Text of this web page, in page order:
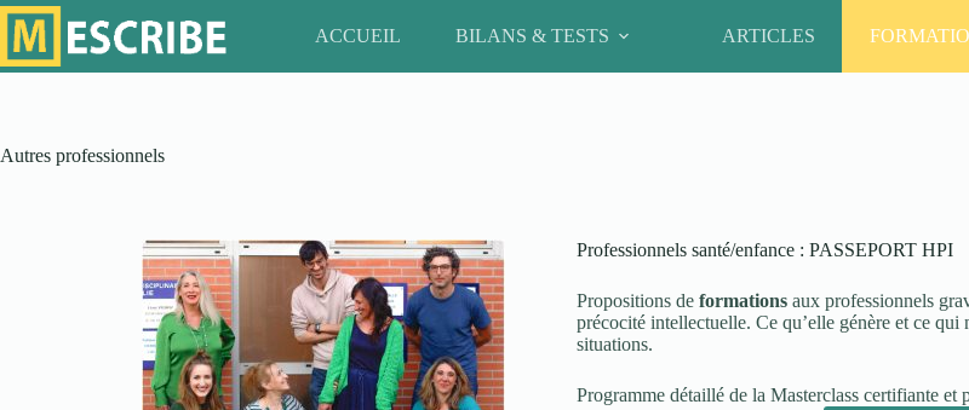
ACCUEIL BILANS & TESTS ARTICLES
Autres professionnels
Professionnels santé/enfance : PASSEPORT HPI
Propositions deformations aux professionnels
précocité intellectuelle. Ce qu’elle génère et ce
situations.
Programme détaillé de la Masterclass certifiante et